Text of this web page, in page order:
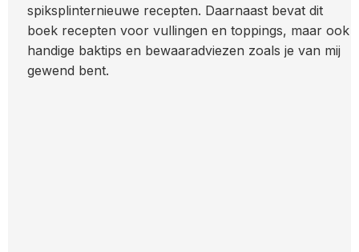
spiksplinternieuwe recepten. Daarnaast bevat dit
boek recepten voor vullingen en toppings, maar ook
handige baktips en bewaaradviezen zoals je van mij
gewend bent.